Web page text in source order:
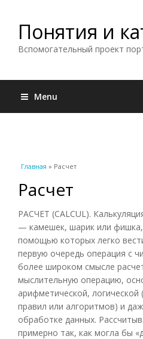
Понятия и
Вспомогательный проект
Menu
Вы здесь
Главная » Расчет
Расчет
РАСЧЕТ (CALCUL).
— камешек, шарик или фишка,
помощью которых легко
первую очередь операция с
более широком смысле
мыслительную операцию,
арифметической,
правил или алгоритмов) и
обработке данных.
примерно так, как могла бы